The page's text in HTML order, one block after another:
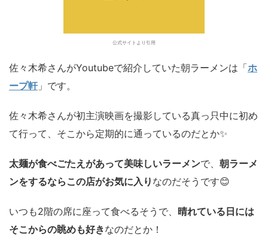
公式サイトより引用
佐々木希さんがYoutubeで紹介していた朝ラーメンは「ホ
ープ軒」です。
佐々木希さんが初主演映画を撮影している真っ只中に初め
て行って、そこから定期的に通っているのだとか✨
太麺が食べごたえがあって美味しいラーメンで、 朝ラーメ
ンをするならこの店がお気に入り なのだそうです😊
いつも2階の席に座って食べるそうで、 晴れている日には
そこからの眺めも好きなのだとか！